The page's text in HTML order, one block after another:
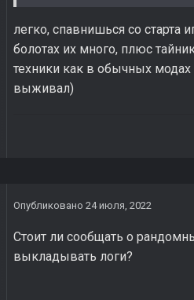
легко, спавнишься со старта
болотах их много, плюс
техники как в обычных
выживал)
Опубликовано 24 июля, 2022
Стоит ли сообщать о
выкладывать логи?